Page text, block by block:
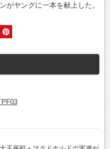
がヤングに一本を献上した。